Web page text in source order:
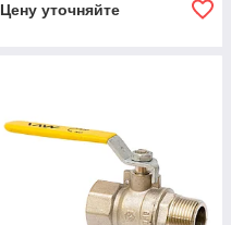
Цену уточняйте